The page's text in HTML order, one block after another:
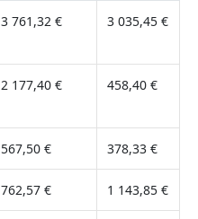
3 761,32 € 3 035,45 €
2 177,40 € 458,40 €
567,50 € 378,33 €
762,57 € 1 143,85 €